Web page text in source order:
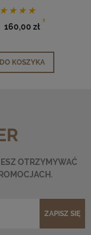
160,00 zł
DO KOSZYKA
OTRZYMYWAĆ
ZAPISZ SIĘ